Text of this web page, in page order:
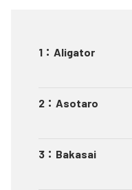
1 ： Aligator
2 ： Asotaro
3 ： Bakasai